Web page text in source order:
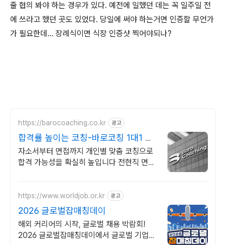
줄 협의 봐야 하는 경우가 있다. 예전에 일했던 데는 꼭 일주일 전
에 쓰라고 했던 곳도 있었다. 당일에 써야 하는거면 인증할 무언가
가 필요한데... 장례식이면 식장 인증샷 찍어야되나?
https://barocoaching.co.kr 광고
합격률 높이는 코칭-바로코칭 1대1 합
격 컨설팅
자소서부터 면접까지 개인별 맞춤 코칭으로
합격 가능성을 확실히 높입니다 전현직 면접
https://www.worldjob.or.kr 광고
2026 글로벌잡매칭데이
해외 커리어의 시작, 글로벌 채용 박람회!
2026 글로벌잡매칭데이에서 글로벌 기업과